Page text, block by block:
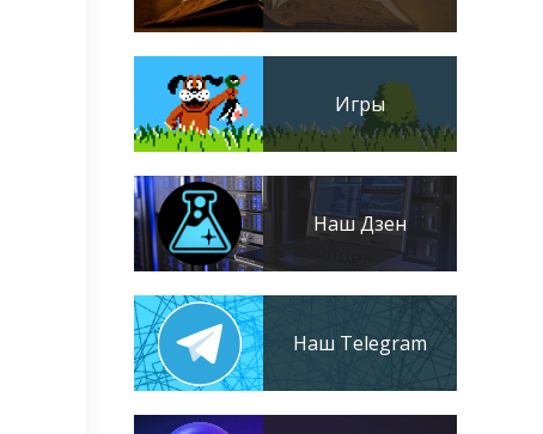
Игры
Наш Дзен
Наш Telegram